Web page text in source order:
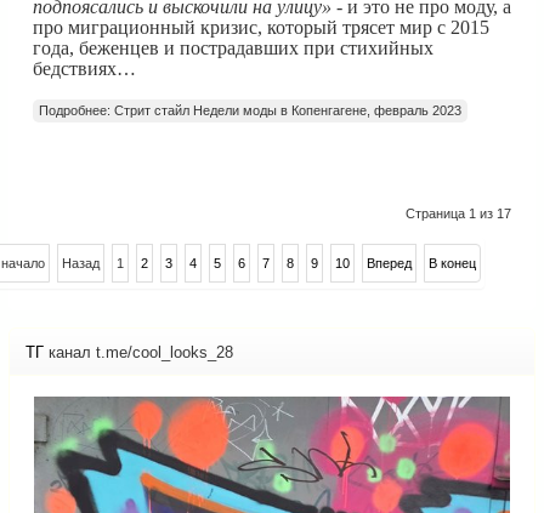
подпоясались и выскочили на улицу» - и это не про моду, а
про миграционный кризис, который трясет мир с 2015
года, беженцев и пострадавших при стихийных
бедствиях…
Подробнее: Стрит стайл Недели моды в Копенгагене, февраль 2023
Страница 1 из 17
Назад 1 2 3 4 5 6 7 8 9 10 Вперед В конец
ТГ канал t.me/cool_looks_28